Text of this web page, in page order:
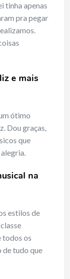
tinha apenas
pra pegar
e mais
ótimo
Dou graças,
que
na
estilos de
todos os
de tudo que